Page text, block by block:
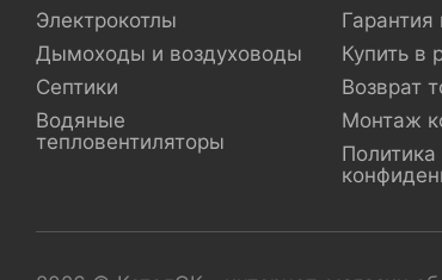
Электрокотлы
Дымоходы и воздуховоды
Септики
Водяные
тепловентиляторы
Гарантия
Купить в
Возврат
Монтаж
Политика